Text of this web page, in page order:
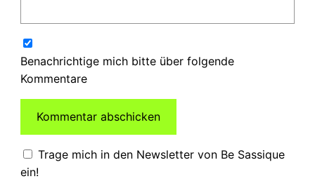
Benachrichtige mich bitte über folgende
Kommentare
Trage mich in den Newsletter von Be Sassique
ein!